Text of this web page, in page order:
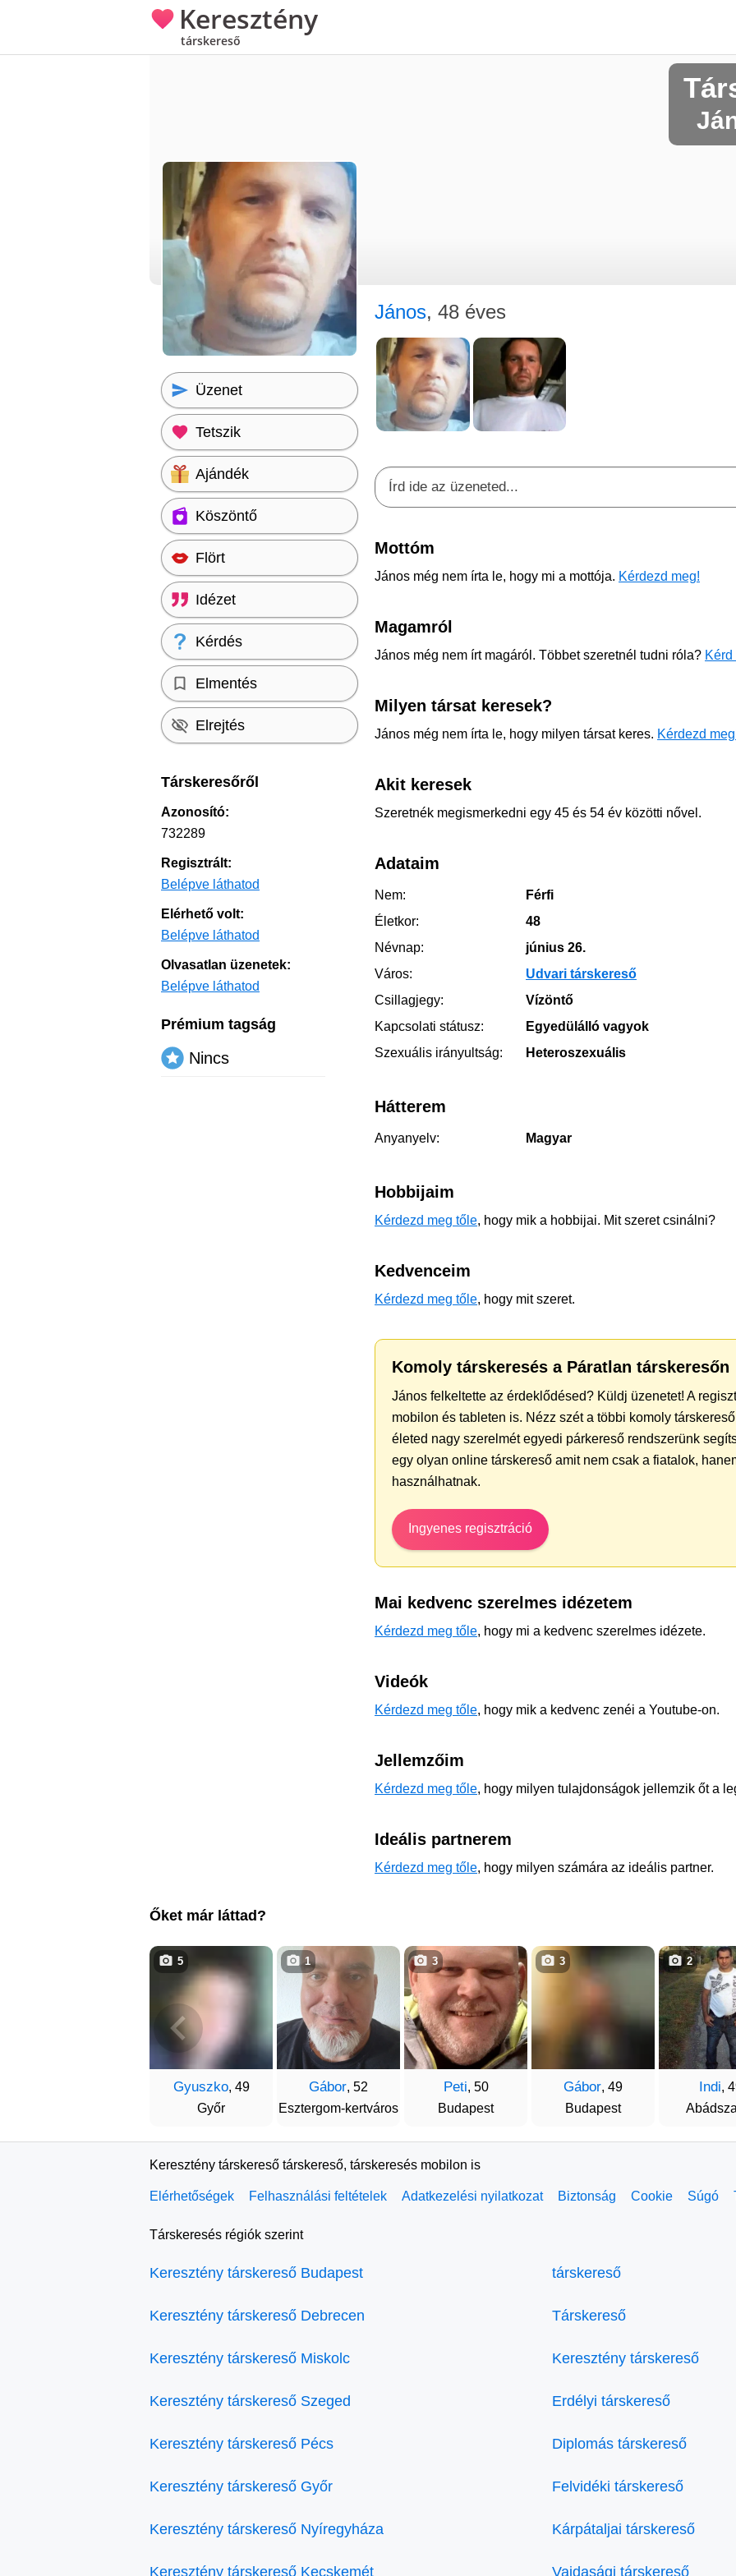
Keresztény
társkereső
János, 48 éves
Mottóm
János még nem írta le, hogy mi a mottója. Kérdezd meg!
Magamról
János még nem írt magáról. Többet szeretnél tudni róla?
Milyen társat keresek?
János még nem írta le, hogy milyen társat keres. Kérdezd
Akit keresek
Szeretnék megismerkedni egy 45 és 54 év közötti nővel.
Adataim
Nem:
Férfi
Életkor:
48
Névnap:
június 26.
Város:
Udvari társkereső
Csillagjegy:
Vízöntő
Kapcsolati státusz:
Egyedülálló vagyok
Szexuális irányultság:
Heteroszexuális
Hátterem
Anyanyelv: Magyar
Hobbijaim
Kérdezd meg tőle, hogy mik a hobbijai. Mit szeret csinálni?
Kedvenceim
Kérdezd meg tőle, hogy mit szeret.
Komoly társkeresés a Páratlan társkeresőn
János felkeltette az érdeklődésed? Küldj üzenetet! A
mobilon és tableten is. Nézz szét a többi komoly
életed nagy szerelmét egyedi párkereső rendszerünk
egy olyan online társkereső amit nem csak a fiatalok,
használhatnak.
Ingyenes regisztráció
Mai kedvenc szerelmes idézetem
Kérdezd meg tőle, hogy mi a kedvenc szerelmes idézete.
Videók
Kérdezd meg tőle, hogy mik a kedvenc zenéi a Youtube-on.
Jellemzőim
Kérdezd meg tőle, hogy milyen tulajdonságok jellemzik őt a
Ideális partnerem
Kérdezd meg tőle, hogy milyen számára az ideális partner.
Üzenet
Tetszik
Ajándék
Köszöntő
Flört
Idézet
Kérdés
Elmentés
Elrejtés
Társkeresőről
Azonosító:
732289
Regisztrált:
Belépve láthatod
Elérhető volt:
Belépve láthatod
Olvasatlan üzenetek:
Belépve láthatod
Prémium tagság
Nincs
Őket már láttad?
Gyuszko, 49
Győr
5
Gábor, 52
Esztergom-kertváros
1
Peti, 50
Budapest
3
Gábor, 49
Budapest
3
Indi,
2
Keresztény társkereső társkereső, társkeresés mobilon is
Elérhetőségek Felhasználási feltételek Adatkezelési nyilatkozat Biztonság Cookie Súgó
Társkeresés régiók szerint
Keresztény társkereső Budapest
Keresztény társkereső Debrecen
Keresztény társkereső Miskolc
Keresztény társkereső Szeged
Keresztény társkereső Pécs
Keresztény társkereső Győr
Keresztény társkereső Nyíregyháza
Keresztény társkereső Kecskemét
társkereső
Társkereső
Keresztény társkereső
Erdélyi társkereső
Diplomás társkereső
Felvidéki társkereső
Kárpátaljai társkereső
Vajdasági társkereső